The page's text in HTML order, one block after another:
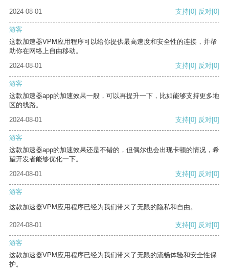
2024-08-01 支持[0] 反对[0]
游客
这款加速器VPM应用程序可以给你提供最高速度和安全性的连接，并帮
助你在网络上自由移动。
2024-08-01
支持[0] 反对[0]
游客
这款加速器app的加速效果一般，可以再提升一下，比如能够支持更多地
区的线路。
2024-08-01
支持[0] 反对[0]
游客
这款加速器app的加速效果还是不错的，但偶尔也会出现卡顿的情况，希
望开发者能够优化一下。
2024-08-01
支持[0] 反对[0]
游客
这款加速器VPM应用程序已经为我们带来了无限的隐私和自由。
2024-08-01 支持[0] 反对[0]
游客
这款加速器VPM应用程序已经为我们带来了无限的流畅体验和安全性保
护。